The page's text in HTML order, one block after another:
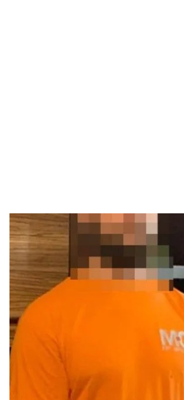
В прифронтовых районах
данным Службы безопасности
учреждений Николаева для
Об этомидет речь
на сайте СБУ.
Мужчина задержан во время
собирал разведданные о
юге.
Спецслужба установила, что по
несколько объектов военной